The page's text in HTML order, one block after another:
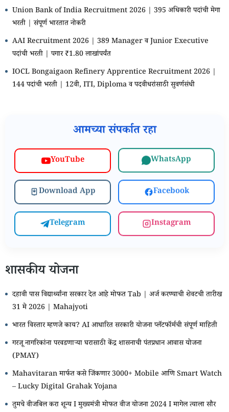
Union Bank of India Recruitment 2026 | 395 अधिकारी पदांची मेगा
भरती | संपूर्ण भारतात नोकरी
AAI Recruitment 2026 | 389 Manager व Junior Executive
पदांची भरती | पगार ₹1.80 लाखांपर्यंत
IOCL Bongaigaon Refinery Apprentice Recruitment 2026 |
144 पदांची भरती | 12वी, ITI, Diploma व पदवीधरांसाठी सुवर्णसंधी
आमच्या संपर्कात रहा
YouTube WhatsApp
Download App Facebook
Telegram Instagram
शासकीय योजना
दहावी पास विद्यार्थ्यांना सरकार देत आहे मोफत Tab | अर्ज करण्याची शेवटची तारीख
31 मे 2026 | Mahajyoti
भारत विस्तार म्हणजे काय? AI आधारित सरकारी योजना प्लॅटफॉर्मची संपूर्ण माहिती
गरजू नागरिकांना परवडणाऱ्या घरासाठी केंद्र शासनाची पंतप्रधान आवास योजना
(PMAY)
Mahavitaran मार्फत कसे जिंकणार 3000+ Mobile आणि Smart Watch
– Lucky Digital Grahak Yojana
तुमचे वीजबिल करा शून्य I मुख्यमंत्री मोफत वीज योजना 2024 I मागेल त्याला सौर